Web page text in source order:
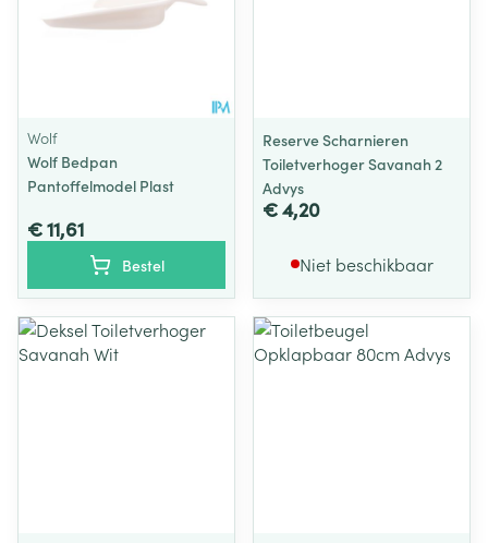
Wolf
Wolf Bedpan
Pantoffelmodel Plast
€ 11,61
Bestel
Reserve Scharnieren
Toiletverhoger Savanah 2
Advys
€ 4,20
Niet beschikbaar